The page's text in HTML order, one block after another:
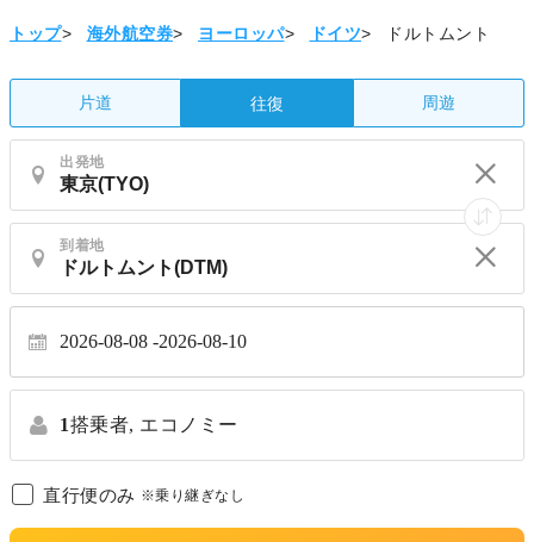
トップ> 海外航空券> ヨーロッパ> ドイツ> ドルトムント
片道 往復 周遊
出発地
到着地
2026-08-08 2026-08-10
1搭乗者, エコノミー
直行便のみ ※乗り継ぎなし